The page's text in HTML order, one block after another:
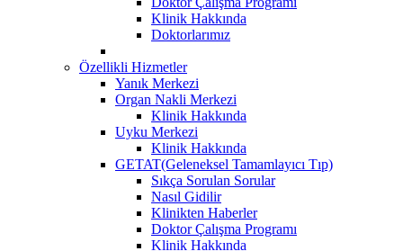
Klinik Hakkında
Doktorlarımız
Özellikli Hizmetler
Yanık Merkezi
Organ Nakli Merkezi
Klinik Hakkında
Uyku Merkezi
Klinik Hakkında
GETAT(Geleneksel Tamamlayıcı Tıp)
Sıkça Sorulan Sorular
Nasıl Gidilir
Klinikten Haberler
Doktor Çalışma Programı
Klinik Hakkında